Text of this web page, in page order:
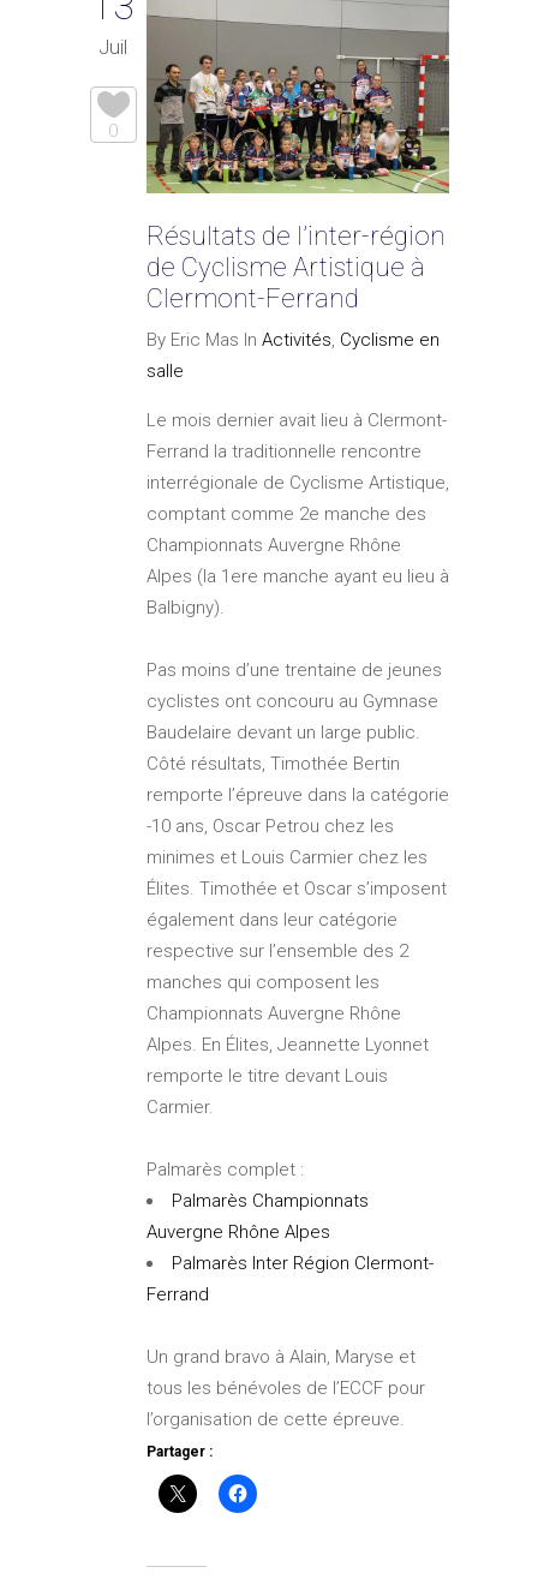
Juil
0
Résultats de l’inter-région
de Cyclisme Artistique à
Clermont-Ferrand
By Eric Mas In Activités, Cyclisme en
salle
Le mois dernier avait lieu à Clermont-
Ferrand la traditionnelle rencontre
interrégionale de Cyclisme Artistique,
comptant comme 2e manche des
Championnats Auvergne Rhône
Alpes (la 1ere manche ayant eu lieu à
Balbigny).
Pas moins d’une trentaine de jeunes
cyclistes ont concouru au Gymnase
Baudelaire devant un large public.
Côté résultats, Timothée Bertin
remporte l’épreuve dans la catégorie
-10 ans, Oscar Petrou chez les
minimes et Louis Carmier chez les
Élites. Timothée et Oscar s’imposent
également dans leur catégorie
respective sur l’ensemble des 2
manches qui composent les
Championnats Auvergne Rhône
Alpes. En Élites, Jeannette Lyonnet
remporte le titre devant Louis
Carmier.
Palmarès complet :
Palmarès Championnats
Auvergne Rhône Alpes
Palmarès Inter Région Clermont-
Ferrand
Un grand bravo à Alain, Maryse et
tous les bénévoles de l’ECCF pour
l’organisation de cette épreuve.
Partager :